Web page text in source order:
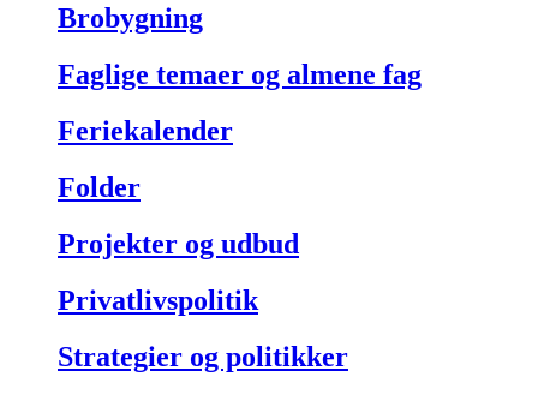
Brobygning
Faglige temaer og almene fag
Feriekalender
Folder
Projekter og udbud
Privatlivspolitik
Strategier og politikker